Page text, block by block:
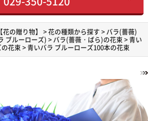
の贈り物】 >花の種類から探す > バラ(薔薇)
ブルーローズ) > バラ(薔薇・ばら)の花束 > 青い
花束 > 青いバラ ブルーローズ100本の花束